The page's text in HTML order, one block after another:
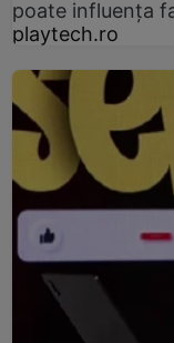
poate influența
playtech.ro